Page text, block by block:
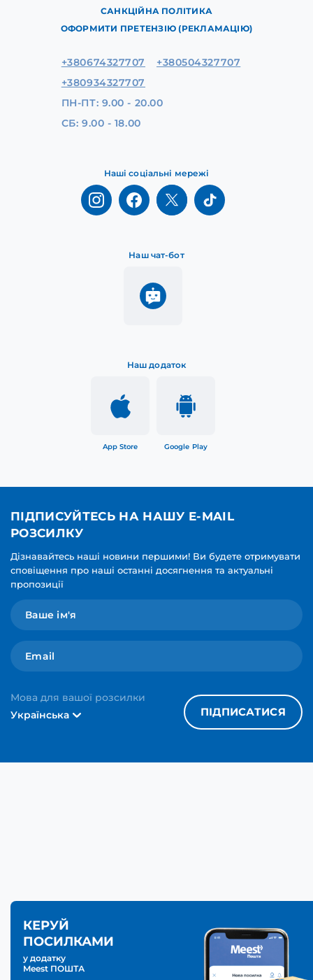
САНКЦІЙНА ПОЛІТИКА
ОФОРМИТИ ПРЕТЕНЗІЮ (РЕКЛАМАЦІЮ)
Наш додаток
App Store Google Play
Наш чат-бот
Наші соціальні мережі
+380674327707
+380504327707
+380934327707
ПН-ПТ: 9.00 - 20.00
СБ: 9.00 - 18.00
ПІДПИСУЙТЕСЬ НА НАШУ E-MAIL
РОЗСИЛКУ
Дізнавайтесь наші новини першими! Ви будете отримувати
сповіщення про наші останні досягнення та актуальні
пропозиції
Мова для вашої розсилки
Українська
ПІДПИСАТИСЯ
КЕРУЙ
ПОСИЛКАМИ
у додатку
Meest ПОШТА